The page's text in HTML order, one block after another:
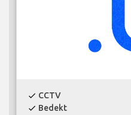
check CCTV
check Bedekt